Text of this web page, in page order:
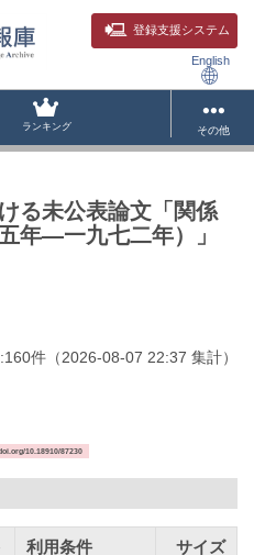
登録支援システム
English
ランキング その他
る未公表論文「関係
年―一九七二年）」
160件 （2026-08-07 22:37 集計）
10.18910/87230
利用条件 サイズ